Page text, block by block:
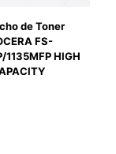
de Toner
FS-
1135MFP HIGH